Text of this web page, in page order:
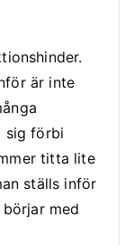
är inte
sig förbi
titta lite
ställs inför
med